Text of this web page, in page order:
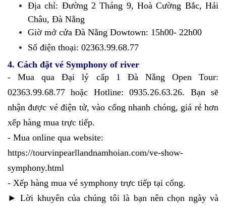
Địa chỉ: Đường 2 Tháng 9, Hoà Cường Bắc, Hải
Châu, Đà Nẵng
Giờ mở cửa Đà Nẵng Dowtown: 15h00- 22h00
Số điện thoại: 02363.99.68.77
4. Cách đặt vé Symphony of river
- Mua qua Đại lý cấp 1 Đà Nẵng Open Tour:
02363.99.68.77 hoặc Hotline: 0935.26.63.26. Bạn sẽ
nhận được vé điện tử, vào cổng nhanh chóng, giá rẻ hơn
xếp hàng mua trực tiếp.
- Mua online qua website:
https://tourvinpearllandnamhoian.com/ve-show-
symphony.html
- Xếp hàng mua vé symphony trực tiếp tại cổng.
► Lời khuyên của chúng tôi là bạn nên chọn ngày và